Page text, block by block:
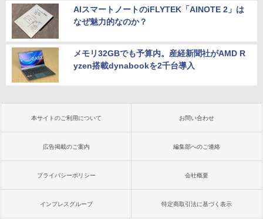
AIスマートノートのiFLYTEK「AINOTE 2」は
なぜ魅力的なのか？
メモリ32GBでも予算内。産経新聞社がAMD R
yzen搭載dynabookを2千台導入
本サイトのご利用について お問い合わせ
広告掲載のご案内 編集部へのご連絡
プライバシーポリシー 会社概要
インプレスグループ 特定商取引法に基づく表示